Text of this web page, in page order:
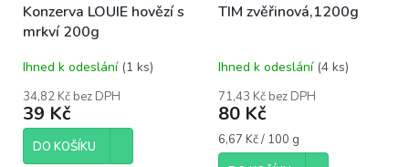
Konzerva LOUIE hovězí s
mrkví 200g
Ihned k odeslání (1 ks)
34,82 Kč bez DPH
39 Kč
DO KOŠÍKU
TIM zvěřinová,1200g
Ihned k odeslání (4 ks)
71,43 Kč bez DPH
80 Kč
Měrná
cena:
6,67 Kč / 100 g